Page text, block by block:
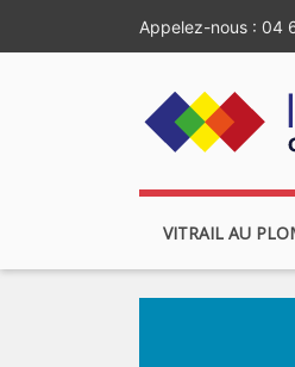
Appelez-nous : 04
VITRAIL AU